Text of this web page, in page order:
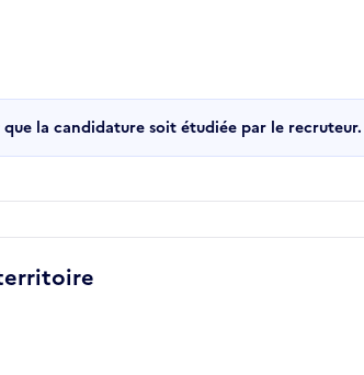
la candidature soit étudiée par le recruteur.